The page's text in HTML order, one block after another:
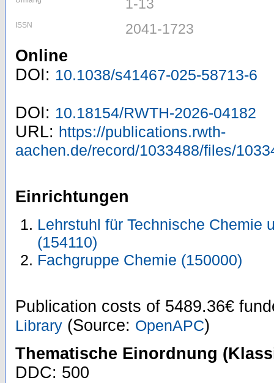
1-13
ISSN 2041-1723
Online
DOI: 10.1038/s41467-025-58713-6
DOI: 10.18154/RWTH-2026-04182
URL: https://publications.rwth-
aachen.de/record/1033488/files/
Einrichtungen
Lehrstuhl für Technische Chemie
(154110)
Fachgruppe Chemie (150000)
Publication costs of 5489.36€
Library (Source: OpenAPC)
Thematische Einordnung
DDC: 500